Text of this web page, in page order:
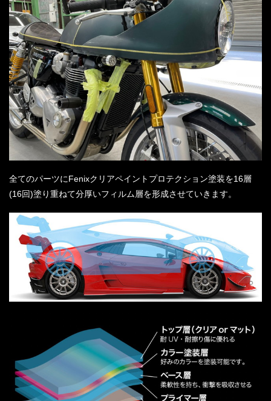
全てのパーツにFenixクリアペイントプロテクション塗装を16層
(16回)塗り重ねて分厚いフィルム層を形成させていきます。